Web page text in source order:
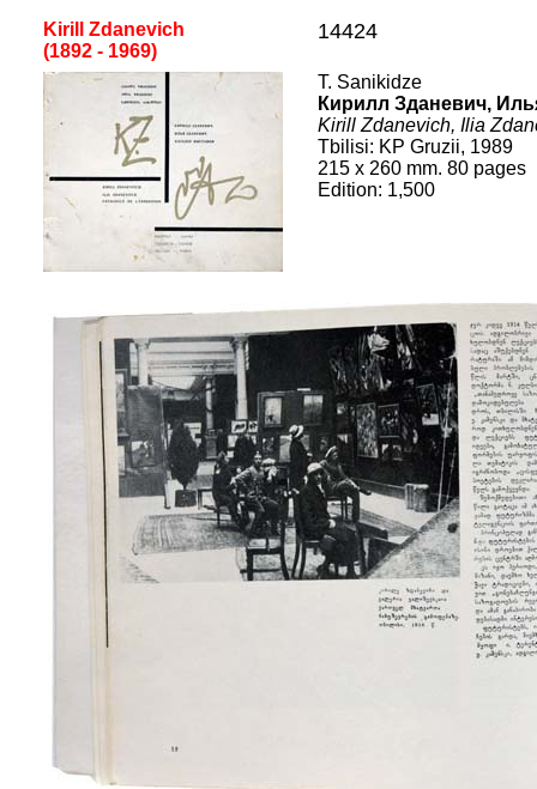
Kirill Zdanevich
(1892 - 1969)
14424
T. Sanikidze
Кирилл Зданевич,
Kirill Zdanevich, Ilia
Tbilisi: KP Gruzii, 1989
215 x 260 mm. 80 pages
Edition: 1,500